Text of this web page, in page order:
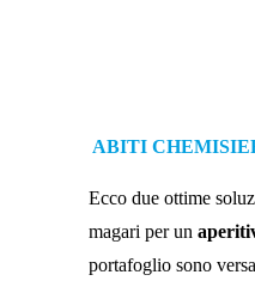
ABITI
Ecco due ottime
magari per un
portafoglio sono